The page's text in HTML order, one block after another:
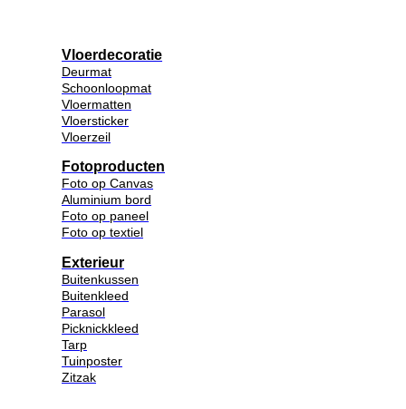
Vloerdecoratie
Deurmat
Schoonloopmat
Vloermatten
Vloersticker
Vloerzeil
Fotoproducten
Foto op Canvas
Aluminium bord
Foto op paneel
Foto op textiel
Exterieur
Buitenkussen
Buitenkleed
Parasol
Picknickkleed
Tarp
Tuinposter
Zitzak